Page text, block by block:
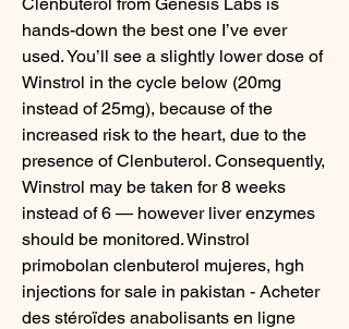
hands-down the best one I’ve ever
used. You’ll see a slightly lower dose of
Winstrol in the cycle below (20mg
instead of 25mg), because of the
increased risk to the heart, due to the
presence of Clenbuterol. Consequently,
Winstrol may be taken for 8 weeks
instead of 6 — however liver enzymes
should be monitored. Winstrol
primobolan clenbuterol mujeres, hgh
injections for sale in pakistan - Acheter
des stéroïdes anabolisants en ligne